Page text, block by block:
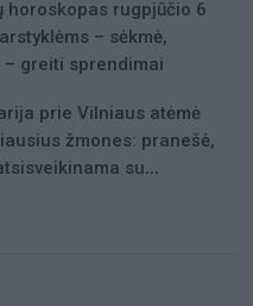
horoskopas rugpjūčio 6
– sėkmė,
– greiti sprendimai
prie Vilniaus atėmė
žmones: pranešė,
su